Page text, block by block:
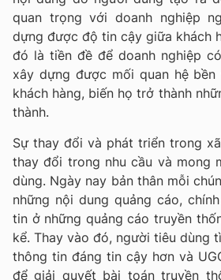
quan trọng với doanh nghiệp
dựng được độ tin cậy giữa khách
đó là tiền đề để doanh nghiệp
xây dựng được mối quan hệ
khách hàng, biến họ trở thành
thành.
Sự thay đổi và phát triển trong
thay đổi trong nhu cầu và mong
dùng. Ngày nay bản thân mỗi
những nội dung quảng cáo,
tin ở những quảng cáo truyền
kể. Thay vào đó, người tiêu dùng
thông tin đáng tin cậy hơn và
để giải quyết bài toán truyền